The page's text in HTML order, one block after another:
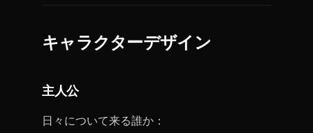
キャラクターデザイン
主人公
日々について来る誰か：